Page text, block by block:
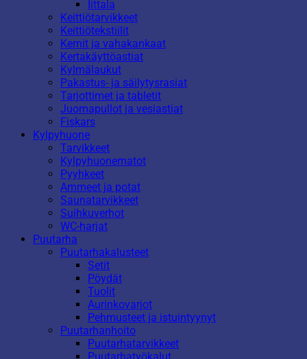
Iittala
Keittiötarvikkeet
Keittiötekstiilit
Kernit ja vahakankaat
Kertakäyttöastiat
Kylmälaukut
Pakastus- ja säilytysrasiat
Tarjottimet ja tabletit
Juomapullot ja vesiastiat
Fiskars
Kylpyhuone
Tarvikkeet
Kylpyhuonematot
Pyyhkeet
Ammeet ja potat
Saunatarvikkeet
Suihkuverhot
WC-harjat
Puutarha
Puutarhakalusteet
Setit
Pöydät
Tuolit
Aurinkovarjot
Pehmusteet ja istuintyynyt
Puutarhanhoito
Puutarhatarvikkeet